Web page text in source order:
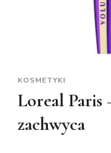
KOSMETYKI
Loreal Paris
zachwyca